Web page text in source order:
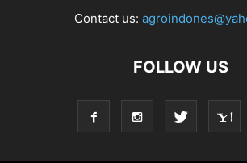
Contact us:
FOLLOW US